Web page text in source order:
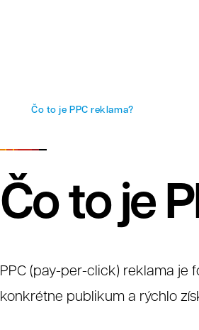
Čo to je PPC reklama?
Čo to je
PPC (pay-per-click) reklama je
konkrétne publikum a rýchlo